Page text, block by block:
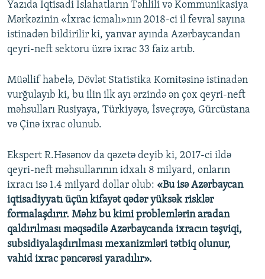
Yazıda İqtisadi İslahatların Təhlili və Kommunikasiya
Mərkəzinin «İxrac icmalı»nın 2018-ci il fevral sayına
istinadən bildirilir ki, yanvar ayında Azərbaycandan
qeyri-neft sektoru üzrə ixrac 33 faiz artıb.
Müəllif habelə, Dövlət Statistika Komitəsinə istinadən
vurğulayıb ki, bu ilin ilk ayı ərzində ən çox qeyri-neft
məhsulları Rusiyaya, Türkiyəyə, İsveçrəyə, Gürcüstana
və Çinə ixrac olunub.
Ekspert R.Həsənov da qəzetə deyib ki, 2017-ci ildə
qeyri-neft məhsullarının idxalı 8 milyard, onların
ixracı isə 1.4 milyard dollar olub: ​ «Bu isə Azərbaycan
iqtisadiyyatı üçün kifayət qədər yüksək risklər
formalaşdırır. Məhz bu kimi problemlərin aradan
qaldırılması məqsədilə Azərbaycanda ixracın təşviqi,
subsidiyalaşdırılması mexanizmləri tətbiq olunur,
vahid ixrac pəncərəsi yaradılır».